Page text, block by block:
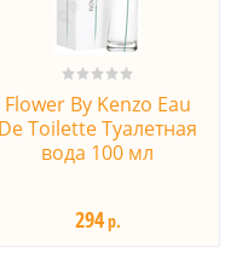
Flower By Kenzo Eau
De Toilette Туалетная
вода 100 мл
294р.